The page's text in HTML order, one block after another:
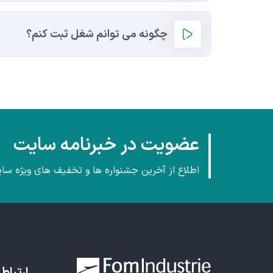
چگونه می توانم شغل ثبت کنم؟
عضویت در خبرنامه سایت
اطلاع از آخرین جشنواره ها و تخفیف های ویژه